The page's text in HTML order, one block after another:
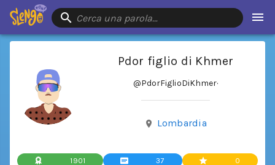
Cerca una parola…
Pdor figlio di Khmer
@PdorFiglioDiKhmer·
Lombardia
1901 37 0